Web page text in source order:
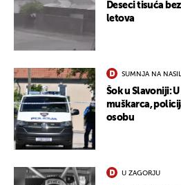
Deseci tisuća
letova
SUMNJA NA
Šok u Slavoniji:
muškarca,
osobu
U ZAGORJU